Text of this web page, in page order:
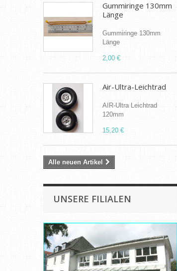
Gummiringe 130mm
Länge
Gummiringe 130mm
Länge
2,00 €
Air-Ultra-Leichtrad
AIR-Ultra Leichtrad
120mm
15,20 €
Alle neuen Artikel
UNSERE FILIALEN